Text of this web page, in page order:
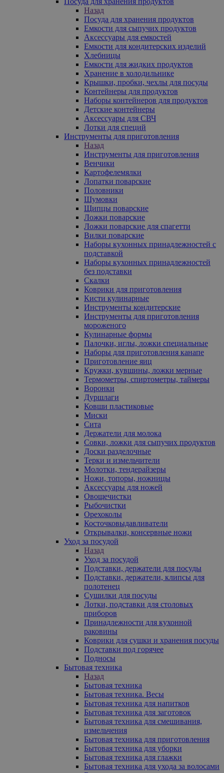
Назад
Посуда для хранения продуктов
Емкости для сыпучих продуктов
Аксессуары для емкостей
Емкости для кондитерских изделий
Хлебницы
Емкости для жидких продуктов
Хранение в холодильнике
Крышки, пробки, чехлы для посуды
Контейнеры для продуктов
Наборы контейнеров для продуктов
Детские контейнеры
Аксессуары для СВЧ
Лотки для специй
Инструменты для приготовления
Назад
Инструменты для приготовления
Венчики
Картофелемялки
Лопатки поварские
Половники
Шумовки
Щипцы поварские
Ложки поварские
Ложки поварские для спагетти
Вилки поварские
Наборы кухонных принадлежностей с
подставкой
Наборы кухонных принадлежностей
без подставки
Скалки
Коврики для приготовления
Кисти кулинарные
Инструменты кондитерские
Инструменты для приготовления
мороженого
Кулинарные формы
Палочки, иглы, ложки специальные
Наборы для приготовления канапе
Приготовление яиц
Кружки, кувшины, ложки мерные
Термометры, спиртометры, таймеры
Воронки
Дуршлаги
Ковши пластиковые
Миски
Сита
Держатели для молока
Совки, ложки для сыпучих продуктов
Доски разделочные
Терки и измельчители
Молотки, тендерайзеры
Ножи, топоры, ножницы
Аксессуары для ножей
Овощечистки
Рыбочистки
Орехоколы
Косточковыдавливатели
Открывалки, консервные ножи
Уход за посудой
Назад
Уход за посудой
Подставки, держатели для посуды
Подставки, держатели, клипсы для
полотенец
Сушилки для посуды
Лотки, подставки для столовых
приборов
Принадлежности для кухонной
раковины
Коврики для сушки и хранения посуды
Подставки под горячее
Подносы
Бытовая техника
Назад
Бытовая техника
Бытовая техника. Весы
Бытовая техника для напитков
Бытовая техника для заготовок
Бытовая техника для смешивания,
измельчения
Бытовая техника для приготовления
Бытовая техника для уборки
Бытовая техника для глажки
Бытовая техника для ухода за волосами